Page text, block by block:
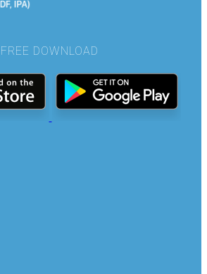
FREE DOWNLOAD